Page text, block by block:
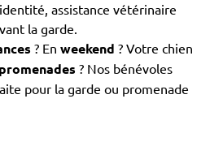
assistance vétérinaire
la garde.
? En weekend ? Votre chien
promenades ? Nos bénévoles
pour la garde ou promenade